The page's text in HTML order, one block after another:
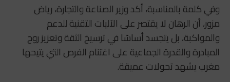
وفي كلمة بالمناسبة، أكد وزير الصناعة والتجارة، رياض
مزور، أن الرهان لا يقتصر على الآليات التقنية للدعم
والمواكبة، بل يتجسد أساسًا في ترسيخ الثقة وتعزيز روح
المبادرة والقدرة الجماعية على اغتنام الفرص التي يتيحها
مغرب يشهد تحولات عميقة.